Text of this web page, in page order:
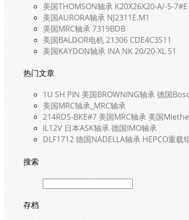
美国THOMSON轴承 K20X26X20-A/-5-7#E
美国AURORA轴承 NJ2311E.M1
美国MRC轴承 7319BDB
美国BALDOR电机 21306 CDE4C3S11
美国KAYDON轴承 INA NK 20/20-XL 51
热门文章
1U SH PIN 美国BROWNING轴承 德国
美国MRC轴承_MRC轴承
214RDS-BKE#7 美国MRC轴承 美国
IL12V 日本ASK轴承 德国IMO轴承
DLF1712 德国NADELLA轴承 HEPCO重载
搜索
存档